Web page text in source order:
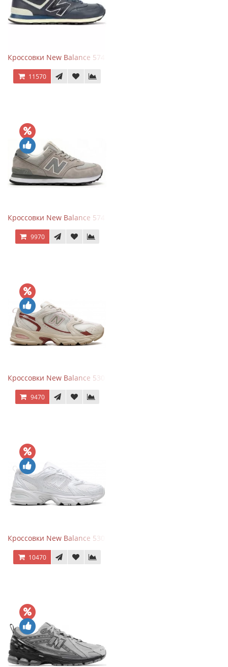
Кроссовки New Balance 574 Classic Blue White Leather
11570
Кроссовки New Balance 574 Silver Summer Fog
9970
Кроссовки New Balance 530 Festival Pack Clay
9470
Кроссовки New Balance 530 Total White Silver
10470